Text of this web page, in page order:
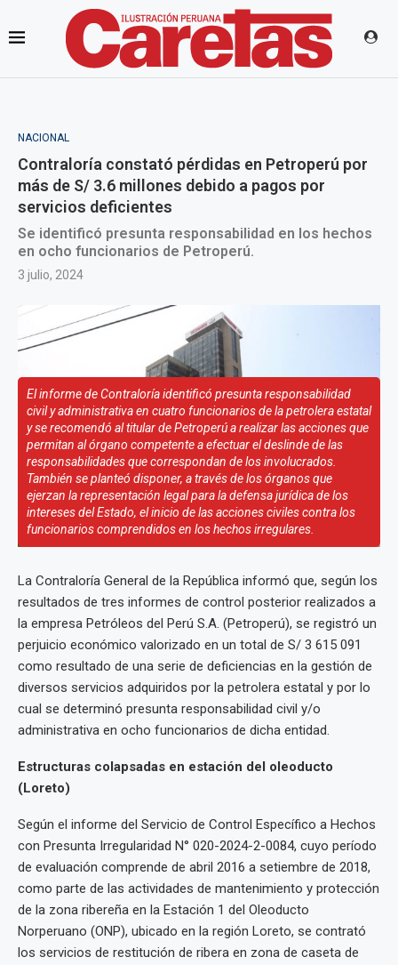
NACIONAL
Contraloría constató pérdidas en Petroperú por
más de S/ 3.6 millones debido a pagos por
servicios deficientes
Se identificó presunta responsabilidad en los hechos
en ocho funcionarios de Petroperú.
3 julio, 2024
El informe de Contraloría identificó presunta responsabilidad
civil y administrativa en cuatro funcionarios de la petrolera estatal
y se recomendó al titular de Petroperú a realizar las acciones que
permitan al órgano competente a efectuar el deslinde de las
responsabilidades que correspondan de los involucrados.
También se planteó disponer, a través de los órganos que
ejerzan la representación legal para la defensa jurídica de los
intereses del Estado, el inicio de las acciones civiles contra los
funcionarios comprendidos en los hechos irregulares.
La Contraloría General de la República informó que, según los
resultados de tres informes de control posterior realizados a
la empresa Petróleos del Perú S.A. (Petroperú), se registró un
perjuicio económico valorizado en un total de S/ 3 615 091
como resultado de una serie de deficiencias en la gestión de
diversos servicios adquiridos por la petrolera estatal y por lo
cual se determinó presunta responsabilidad civil y/o
administrativa en ocho funcionarios de dicha entidad.
Estructuras colapsadas en estación del oleoducto
(Loreto)
Según el informe del Servicio de Control Específico a Hechos
con Presunta Irregularidad N° 020-2024-2-0084, cuyo período
de evaluación comprende de abril 2016 a setiembre de 2018,
como parte de las actividades de mantenimiento y protección
de la zona ribereña en la Estación 1 del Oleoducto
Norperuano (ONP), ubicado en la región Loreto, se contrató
los servicios de restitución de ribera en zona de caseta de